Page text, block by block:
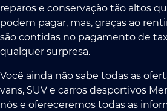
reparos e conservação tão altos
podem pagar, mas, graças ao
são contidas no pagamento de
qualquer surpresa.
Você ainda não sabe todas as
vans, SUV e carros desportivos
nós e ofereceremos todas as